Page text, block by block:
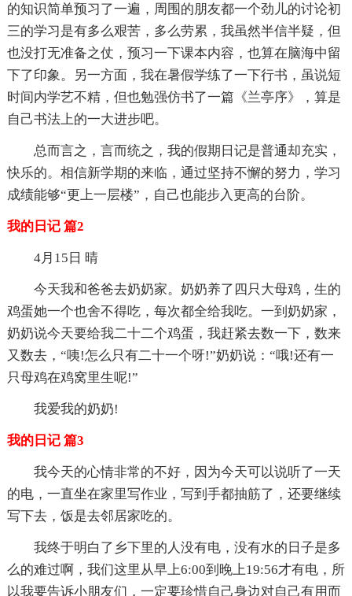
的知识简单预习了一遍，周围的朋友都一个劲儿的讨论初
三的学习是有多么艰苦，多么劳累，我虽然半信半疑，但
也没打无准备之仗，预习一下课本内容，也算在脑海中留
下了印象。另一方面，我在暑假学练了一下行书，虽说短
时间内学艺不精，但也勉强仿书了一篇《兰亭序》，算是
自己书法上的一大进步吧。
总而言之，言而统之，我的假期日记是普通却充实，
快乐的。相信新学期的来临，通过坚持不懈的努力，学习
成绩能够“更上一层楼”，自己也能步入更高的台阶。
我的日记 篇2
4月15日 晴
今天我和爸爸去奶奶家。奶奶养了四只大母鸡，生的
鸡蛋她一个也舍不得吃，每次都全给我吃。一到奶奶家，
奶奶说今天要给我二十二个鸡蛋，我赶紧去数一下，数来
又数去，“咦!怎么只有二十一个呀!”奶奶说：“哦!还有一
只母鸡在鸡窝里生呢!”
我爱我的奶奶!
我的日记 篇3
我今天的心情非常的不好，因为今天可以说听了一天
的电，一直坐在家里写作业，写到手都抽筋了，还要继续
写下去，饭是去邻居家吃的。
我终于明白了乡下里的人没有电，没有水的日子是多
么的难过啊，我们这里从早上6:00到晚上19:56才有电，所
以我要告诉小朋友们，一定要珍惜自己身边对自己有用而